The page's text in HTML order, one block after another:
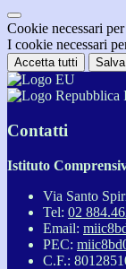
Cookie necessari
I cookie necessari
Accetta tutti
Contatti
Istituto
Via Santo
Tel: 02
Email:
PEC:
C.F.: